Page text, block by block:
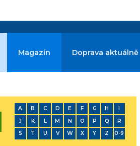
Magazín Doprava aktuálně
A B C D E F G H
J
K L M N O P Q
R
S
T U V W X Y Z 0-9